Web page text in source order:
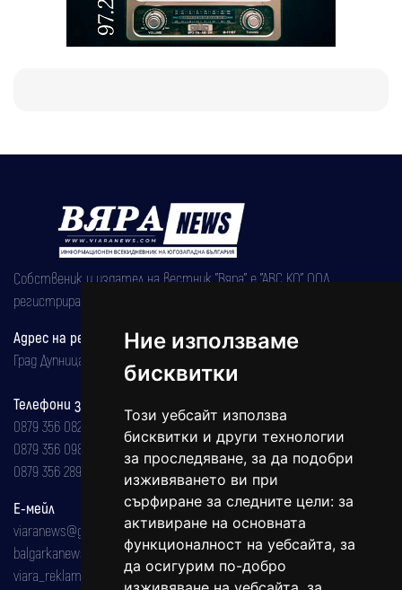
Ние използваме
бисквитки
Този уебсайт използва
бисквитки и други технологии
за проследяване, за да подобри
изживяването ви при
сърфиране за следните цели: за
активиране на основната
функционалност на уебсайта, за
да осигурим по-добро
Собственик и издател на вестник "Вяра" е "АВС КО" ООД,
регистрирана на 08.05.2002 година.
Адрес на редакцията
Град Дупница, ул.''Христо Ботев" 43
Телефони за реклама и абонаменти
0879 356 082
0879 356 098
0879 356 289
Е-мейл
viaranews@gmail.com
balgarkanews@gmail.com
viara_reklama@mail.bg